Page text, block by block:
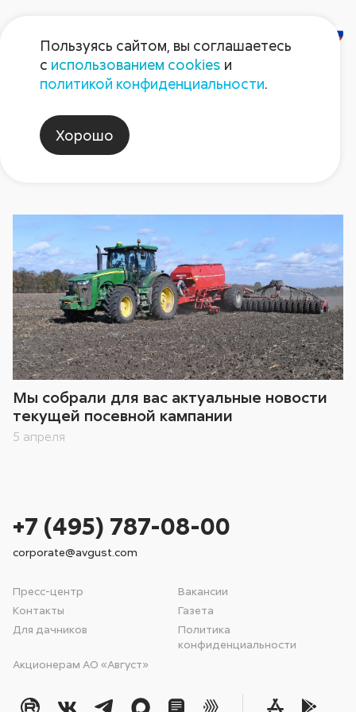
Новости
Мы собрали для вас актуальные новости
текущей посевной кампании
5 апреля
Пресс-центр
Вакансии
Контакты
Газета
Для дачников
Политика
конфиденциальности
Акционерам АО «Август»
+7 (495) 787-08-00
corporate@avgust.com
Пользуясь сайтом, вы соглашаетесь
с использованием cookies и
политикой конфиденциальности.
Хорошо